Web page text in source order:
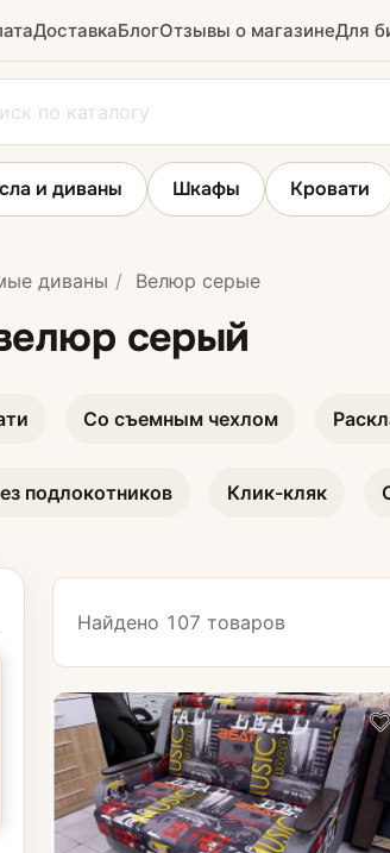
ДоставкаБлогОтзывы о магазинеДля
Кресла
Кресла для гостиной
и диваны Шкафы Кровати
диваны Велюр серые
серый
Со съемным чехлом
подлокотников Клик-кляк
Найдено 107 товаров